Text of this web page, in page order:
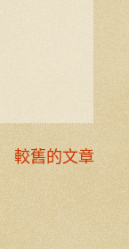
較舊的文章